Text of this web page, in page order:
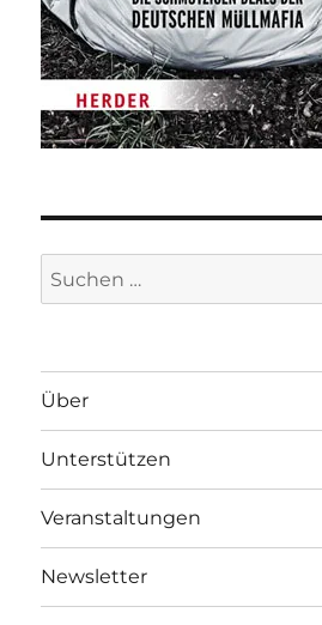
Suche
nach:
Über
Unterstützen
Veranstaltungen
Newsletter